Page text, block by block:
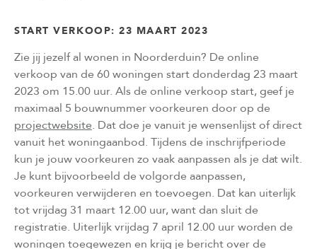
START VERKOOP: 23 MAART 2023
Zie jij jezelf al wonen in Noorderduin? De online
verkoop van de 60 woningen start donderdag 23 maart
2023 om 15.00 uur. Als de online verkoop start, geef je
maximaal 5 bouwnummer voorkeuren door op de
projectwebsite. Dat doe je vanuit je wensenlijst of direct
vanuit het woningaanbod. Tijdens de inschrijfperiode
kun je jouw voorkeuren zo vaak aanpassen als je dat wilt.
Je kunt bijvoorbeeld de volgorde aanpassen,
voorkeuren verwijderen en toevoegen. Dat kan uiterlijk
tot vrijdag 31 maart 12.00 uur, want dan sluit de
registratie. Uiterlijk vrijdag 7 april 12.00 uur worden de
woningen toegewezen en krijg je bericht over de